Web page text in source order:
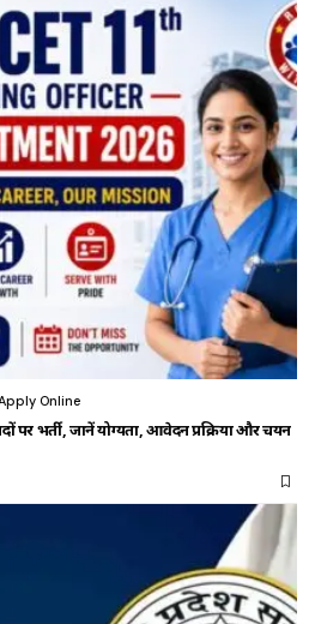
Online
पर भर्ती, जानें योग्यता, आवेदन प्रक्रिया और चयन